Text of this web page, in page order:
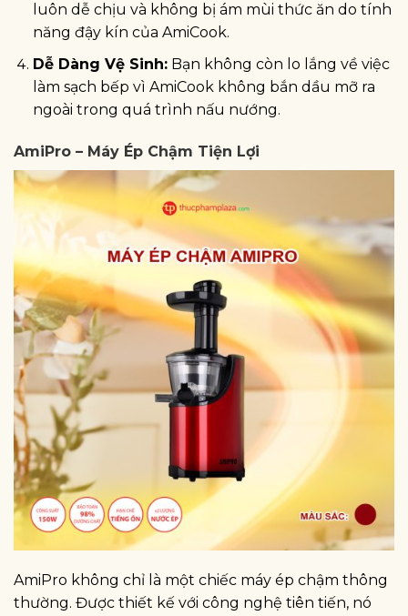
luôn dễ chịu và không bị ám mùi thức ăn do tính
năng đậy kín của AmiCook.
Dễ Dàng Vệ Sinh:Bạn không còn lo lắng về việc
làm sạch bếp vì AmiCook không bắn dầu mỡ ra
ngoài trong quá trình nấu nướng.
AmiPro – Máy Ép Chậm Tiện Lợi
AmiPro không chỉ là một chiếc máy ép chậm thông
thường. Được thiết kế với công nghệ tiên tiến, nó